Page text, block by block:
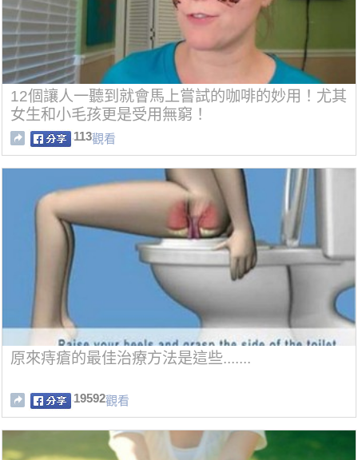
12個讓人一聽到就會馬上嘗試的咖啡的妙用！尤其
女生和小毛孩更是受用無窮！
113觀看
原來痔瘡的最佳治療方法是這些.......
19592觀看